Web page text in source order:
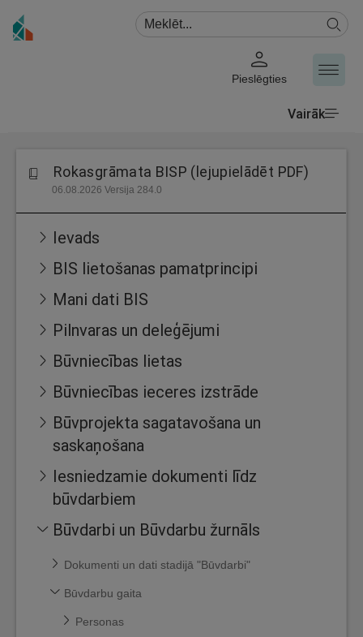
Pieslēgties
Vairāk
Rokasgrāmata BISP (lejupielādēt PDF)
06.08.2026 Versija 284.0
Ievads
BIS lietošanas pamatprincipi
Mani dati BIS
Pilnvaras un deleģējumi
Būvniecības lietas
Būvniecības ieceres izstrāde
Būvprojekta sagatavošana un
saskaņošana
Iesniedzamie dokumenti līdz
būvdarbiem
Būvdarbi un Būvdarbu žurnāls
Dokumenti un dati stadijā "Būvdarbi"
Būvdarbu gaita
Personas